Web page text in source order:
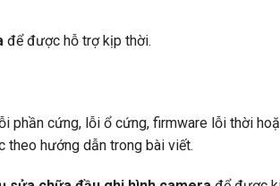
để được hỗ trợ kịp thời.
phần cứng, lỗi ổ cứng, firmware lỗi thời
theo hướng dẫn trong bài viết.